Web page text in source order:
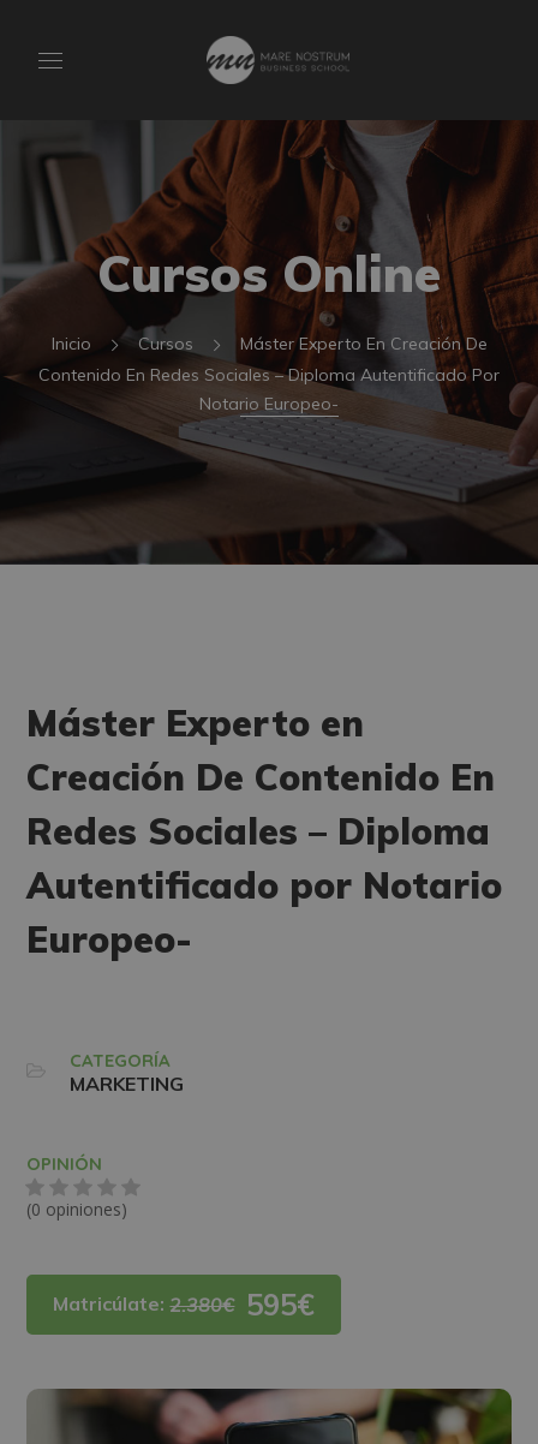
Cursos Online
Inicio Cursos
Máster Experto En Creación De
Contenido En Redes Sociales – Diploma Autentificado Por
Notario Europeo-
Máster Experto en
Creación De Contenido En
Redes Sociales – Diploma
Autentificado por Notario
Europeo-
CATEGORÍA
MARKETING
OPINIÓN
(0 opiniones)
Matricúlate:2.380€ 595€